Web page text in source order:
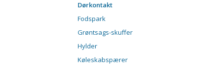
Dørkontakt
Fodspark
Grøntsags-skuffer
Hylder
Køleskabspærer